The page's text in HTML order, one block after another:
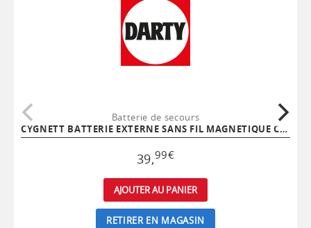
Batterie de secours
CYGNETT BATTERIE EXTERNE SANS FIL MAGNETIQUE CYGNETT MAGSLIM 5.000 MAH PD 20W NOIR
39,99€
AJOUTER AU PANIER
RETIRER EN MAGASIN